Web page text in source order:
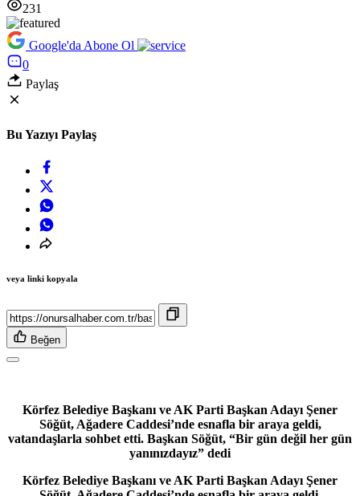
231
Google'da Abone Ol
0
Paylaş
Bu Yazıyı Paylaş
veya linki kopyala
Beğen
Körfez Belediye Başkanı ve AK Parti Başkan Adayı Şener
Söğüt, Ağadere Caddesi’nde esnafla bir araya geldi,
vatandaşlarla sohbet etti. Başkan Söğüt, “Bir gün değil her gün
yanınızdayız” dedi
Körfez Belediye Başkanı ve AK Parti Başkan Adayı Şener